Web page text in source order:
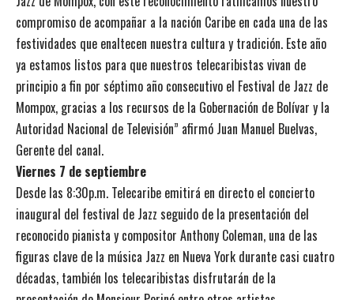
compromiso de acompañar a la nación Caribe en cada una de las
festividades que enaltecen nuestra cultura y tradición. Este año
ya estamos listos para que nuestros telecaribistas vivan de
principio a fin por séptimo año consecutivo el Festival de Jazz de
Mompox, gracias a los recursos de la Gobernación de Bolívar y la
Autoridad Nacional de Televisión” afirmó Juan Manuel Buelvas,
Gerente del canal.
Viernes 7 de septiembre
Desde las 8:30p.m. Telecaribe emitirá en directo el concierto
inaugural del festival de Jazz seguido de la presentación del
reconocido pianista y compositor Anthony Coleman, una de las
figuras clave de la música Jazz en Nueva York durante casi cuatro
décadas, también los telecaribistas disfrutarán de la